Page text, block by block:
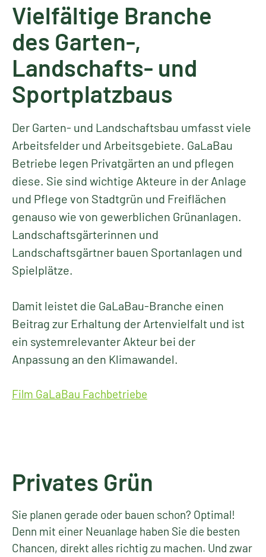
Vielfältige Branche
des Garten-,
Landschafts- und
Sportplatzbaus
Der Garten- und Landschaftsbau umfasst viele
Arbeitsfelder und Arbeitsgebiete. GaLaBau
Betriebe legen Privatgärten an und pflegen
diese. Sie sind wichtige Akteure in der Anlage
und Pflege von Stadtgrün und Freiflächen
genauso wie von gewerblichen Grünanlagen.
Landschaftsgärterinnen und
Landschaftsgärtner bauen Sportanlagen und
Spielplätze.
Damit leistet die GaLaBau-Branche einen
Beitrag zur Erhaltung der Artenvielfalt und ist
ein systemrelevanter Akteur bei der
Anpassung an den Klimawandel.
Film GaLaBau Fachbetriebe
Privates Grün
Sie planen gerade oder bauen schon? Optimal!
Denn mit einer Neuanlage haben Sie die besten
Chancen, direkt alles richtig zu machen. Und zwar